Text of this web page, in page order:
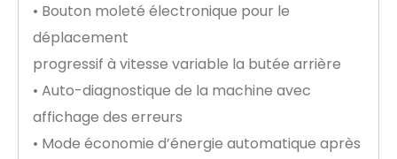
• Bouton moleté électronique pour le
déplacement
progressif à vitesse variable la butée arrière
• Auto-diagnostique de la machine avec
affichage des erreurs
• Mode économie d’énergie automatique après